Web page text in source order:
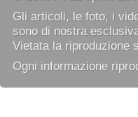
Gli articoli, le foto, i
sono di nostra
Vietata la riproduzione
Ogni informazione